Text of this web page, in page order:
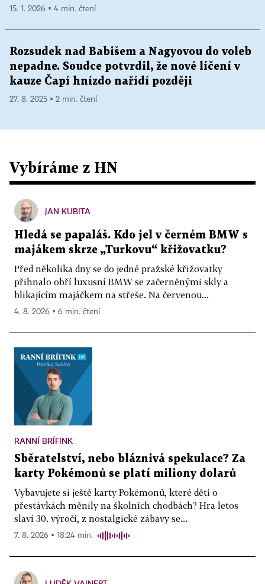
15. 1. 2026 ▪ 4 min. čtení
Rozsudek nad Babišem a Nagyovou do voleb
nepadne. Soudce potvrdil, že nové líčení v
kauze Čapí hnízdo nařídí později
27. 8. 2025 ▪ 2 min. čtení
Vybíráme z HN
JAN KUBITA
Hledá se papaláš. Kdo jel v černém BMW s
majákem skrze „Turkovu“ křižovatku?
Před několika dny se do jedné pražské křižovatky
přihnalo obří luxusní BMW se začerněnými skly a
blikajícím majáčkem na střeše. Na červenou...
4. 8. 2026 ▪ 6 min. čtení
RANNÍ BRÍFINK
Sběratelství, nebo bláznivá spekulace? Za
karty Pokémonů se platí miliony dolarů
Vybavujete si ještě karty Pokémonů, které děti o
přestávkách měnily na školních chodbách? Hra letos
slaví 30. výročí, z nostalgické zábavy se...
7. 8. 2026 ▪ 18:24 min.